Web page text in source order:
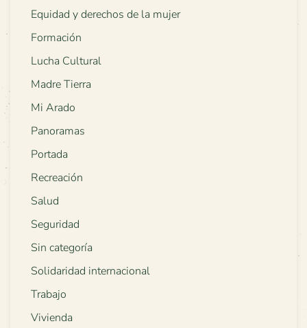
Equidad y derechos de la mujer
Formación
Lucha Cultural
Madre Tierra
Mi Arado
Panoramas
Portada
Recreación
Salud
Seguridad
Sin categoría
Solidaridad internacional
Trabajo
Vivienda